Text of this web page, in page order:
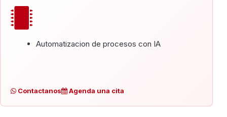
Automatizacion de procesos con IA
Contactanos Agenda una cita